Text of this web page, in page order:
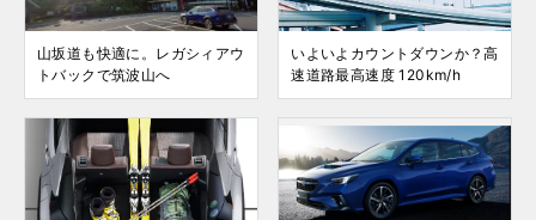
山坂道も快適に。レガシィアウ
トバックで筑波山へ
いよいよカウントダウンか？高
速道路最高速度 120km/h